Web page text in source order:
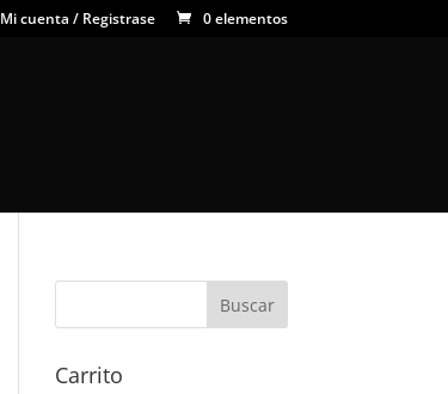
Mi cuenta / Registrase 0 elementos
Carrito